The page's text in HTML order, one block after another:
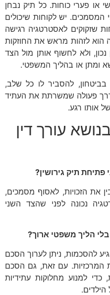
או פערי כוחות. כל תיק נבחן
יש לקוחות שיכולים
שזקוקים לאסטרטגיה רגישה
הוא לזהות מראש את החוזקות
ולא לחשוף אותן מול הצד
ומתן או בהליך המשפטי.
להסביר לו כל שלב,
דרך פעולה שמשרתת את העתיד
אותו רגע.
עורך דין
פתיחת תיק גירושין?
את הזכויות, לאסוף מסמכים,
נכונה לפני שהצד השני
הליך משפטי ארוך?
להסכמות, ניתן לערוך הסכם
המרכזיות. עם זאת, גם הסכם
למנוע מחלוקות עתידיות
הילדים.